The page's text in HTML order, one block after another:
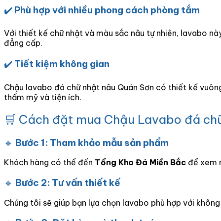
✔️ Phù hợp với nhiều phong cách phòng tắm
Với thiết kế chữ nhật và màu sắc nâu tự nhiên, lavabo
đẳng cấp.
✔️ Tiết kiệm không gian
Chậu lavabo đá chữ nhật nâu Quán Sơn có thiết kế
thẩm mỹ và tiện ích.
🛒 Cách đặt mua Chậu Lavabo đá
🔹 Bước 1: Tham khảo mẫu sản phẩm
Khách hàng có thể đến Tổng Kho Đá Miền Bắc để xem
🔹 Bước 2: Tư vấn thiết kế
Chúng tôi sẽ giúp bạn lựa chọn lavabo phù hợp với